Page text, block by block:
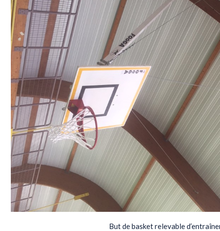
But de basket relevable